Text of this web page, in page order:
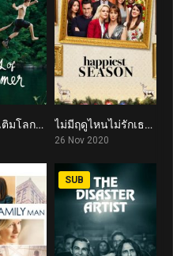
7.1ทิ้งโลกเดิม เติมโลกใหม่ The Kings of Summer (2013) 6.6ไม่มีฤดูไหนไม่รักเธอ Happiest Season (2020)
26 Nov 2020
SUB